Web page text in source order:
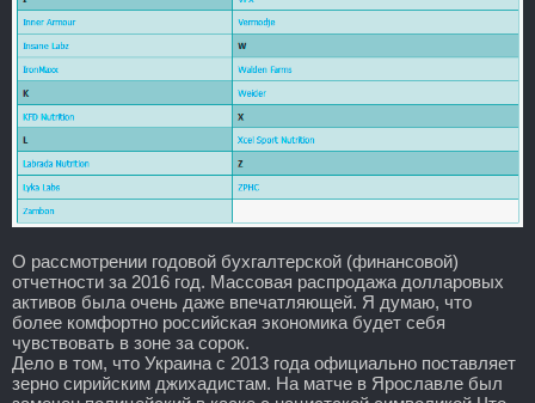
О рассмотрении годовой бухгалтерской (финансовой)
отчетности за 2016 год. Массовая распродажа долларовых
активов была очень даже впечатляющей. Я думаю, что
более комфортно российская экономика будет себя
чувствовать в зоне за сорок.
Дело в том, что Украина с 2013 года официально поставляет
зерно сирийским джихадистам. На матче в Ярославле был